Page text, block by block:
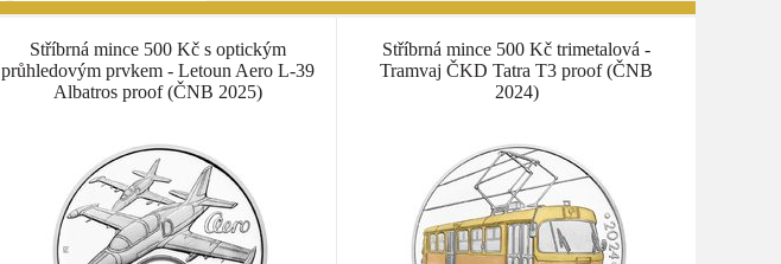
Stříbrná mince 500 Kč s optickým
průhledovým prvkem - Letoun Aero L-39
Albatros proof (ČNB 2025)
Stříbrná mince 500 Kč trimetalová -
Tramvaj ČKD Tatra T3 proof (ČNB
2024)